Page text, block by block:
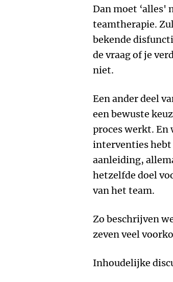
Dan moet ‘alles'
teamtherapie.
bekende
de vraag of je
niet.
Een ander deel
een bewuste
proces werkt. En
interventies hebt
aanleiding,
hetzelfde doel
van het team.
Zo beschrijven
zeven veel
Inhoudelijke